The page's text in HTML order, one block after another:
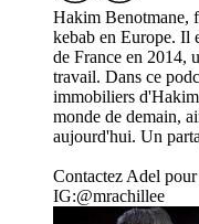
Hakim Benotmane,
kebab en Europe. Il
de France en 2014,
travail. Dans ce
immobiliers
monde de demain,
aujourd'hui. Un
Contactez Adel
IG:@mrachillee